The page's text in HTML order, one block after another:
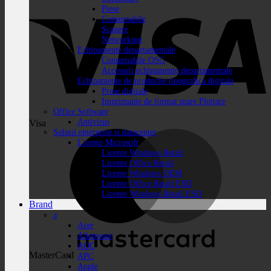
Visa
MasterCard
Piese
Consumabile
Scanere
Networking
Echipamente departamentale
Consumabile OSG
Accesorii echipamente departamentale
Echipamente de productie tipografica digitala
Prese digitale
Imprimante de format mare Plottare
Office Software
Antivirus
Solutii enterprise si datacenter
Licente Microsoft
Licente Windows Retail
Licente Office Retail
Licente Windows OEM
Licente Office Retail ESD
Licente Windows Retail ESD
Brand
a
Acer
Alienware
AOC
APC
Apple